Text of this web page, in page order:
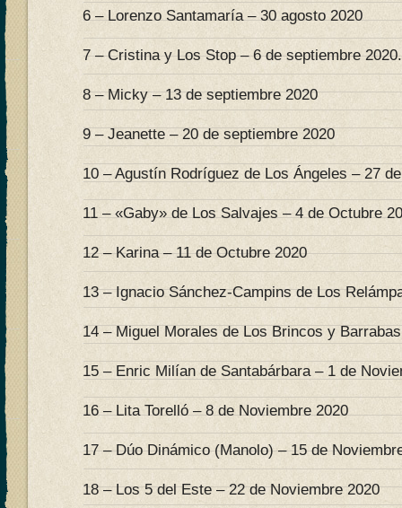
6 – Lorenzo Santamaría – 30 agosto 2020
7 – Cristina y Los Stop – 6 de septiembre 2020.
8 – Micky – 13 de septiembre 2020
9 – Jeanette – 20 de septiembre 2020
10 – Agustín Rodríguez de Los Ángeles – 27
11 – «Gaby» de Los Salvajes – 4 de Octubre
12 – Karina – 11 de Octubre 2020
13 – Ignacio Sánchez-Campins de Los
14 – Miguel Morales de Los Brincos y
15 – Enric Milían de Santabárbara – 1 de
16 – Lita Torelló – 8 de Noviembre 2020
17 – Dúo Dinámico (Manolo) – 15 de
18 – Los 5 del Este – 22 de Noviembre 2020